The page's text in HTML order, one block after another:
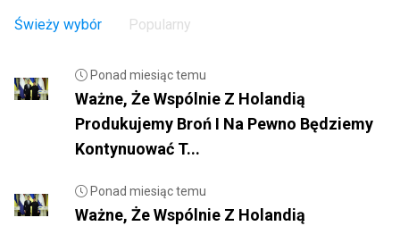
Świeży wybór Popularny
Ponad miesiąc temu
Ważne, Że Wspólnie Z Holandią
Produkujemy Broń I Na Pewno Będziemy
Kontynuować T...
Ponad miesiąc temu
Ważne, Że Wspólnie Z Holandią